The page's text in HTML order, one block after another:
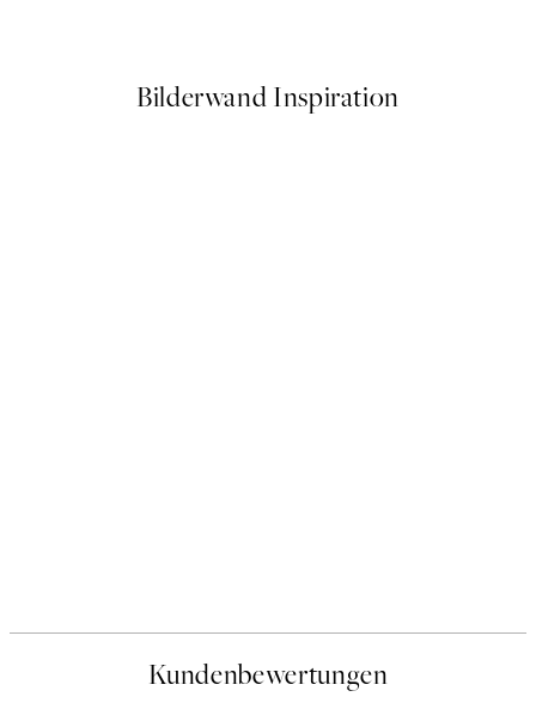
Bilderwand Inspiration
Kundenbewertungen